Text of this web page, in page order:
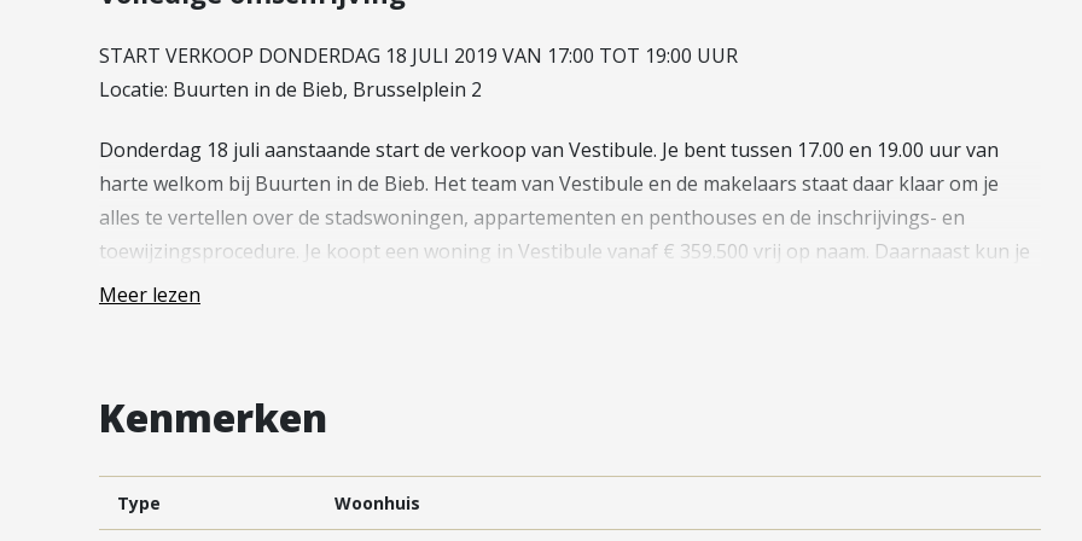
Vestiging Vleuten-De Meern en
Leidsche Rijn
Vestiging Utrecht
Vestiging Maarssen
START VERKOOP DONDERDAG 18 JULI 2019 VAN 17:00 TOT 19:00 UUR
Locatie: Buurten in de Bieb, Brusselplein 2
Donderdag 18 juli aanstaande start de verkoop van Vestibule. Je bent tussen 17.00 en 19.00 uur van
harte welkom bij Buurten in de Bieb. Het team van Vestibule en de makelaars staat daar klaar om je
alles te vertellen over de stadswoningen, appartementen en penthouses en de inschrijvings- en
toewijzingsprocedure. Je koopt een woning in Vestibule vanaf € 359.500 vrij op naam. Daarnaast kun je
onder het genot van een lekker kopje koffie of thee alvast de brochure, prijslijst en andere
—
Vestibule is een ideaal vertrekpunt om van alles te ondernemen. Het nieuwbouwproject heeft een
centrale ligging, tegen het winkelcentrum Leidsche Rijn aan, je zit dichtbij uitvalswegen en je hebt goede
Meer lezen
Kenmerken
Type Woonhuis